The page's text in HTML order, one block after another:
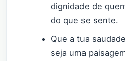
dignidade de
do que se sente.
Que a tua
seja uma